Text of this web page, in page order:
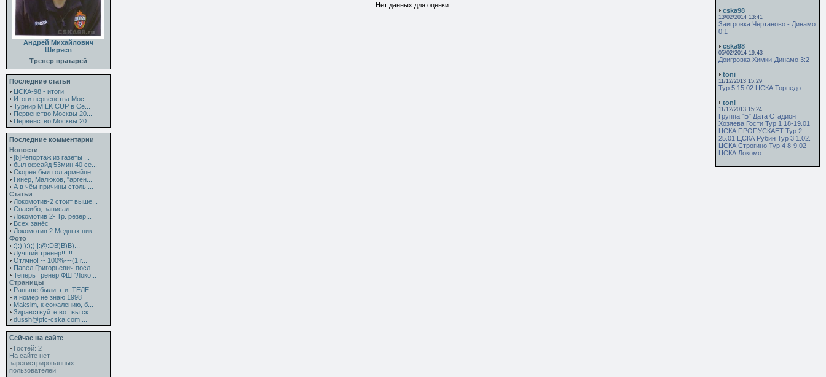
Андрей Михайлович
Ширяев
Тренер вратарей
Последние статьи
ЦСКА-98 - итоги
Итоги первенства Мос...
Турнир MILK CUP в Се...
Первенство Москвы 20...
Первенство Москвы 20...
Последние комментарии
Новости
[b]Репортаж из газеты ...
был офсайд 53мин 40 се...
Скорее был гол армейце...
Гинер, Малюков, "арген...
А в чём причины столь ...
Статьи
Локомотив-2 стоит выше...
Спасибо, записал
Локомотив 2- Тр. резер...
Всех занёс
Локомотив 2 Медных ник...
Фото
:):):):);):|:@:DB)B)B)...
Лучший тренер!!!!!!
Отлчно! -- 100%---(1 г...
Павел Григорьевич посл...
Теперь тренер ФШ "Локо...
Страницы
Раньше были эти: ТЕЛЕ...
я номер не знаю,1998
Maksim, к сожалению, б...
Здравствуйте,вот вы ск...
dussh@pfc-cska.com ...
Сейчас на сайте
Гостей: 2
На сайте нет
зарегистрированных
пользователей
Нет данных для оценки.
cska98
13/02/2014 13:41
Заигровка Чертаново - Динамо
0:1
cska98
05/02/2014 19:43
Доигровка Химки-Динамо 3:2
toni
11/12/2013 15:29
Тур 5 15.02 ЦСКА Торпедо
toni
11/12/2013 15:24
Группа "Б" Дата Стадион
Хозяева Гости Тур 1 18-19.01
ЦСКА ПРОПУСКАЕТ Тур 2
25.01 ЦСКА Рубин Тур 3 1.02.
ЦСКА Строгино Тур 4 8-9.02
ЦСКА Локомот